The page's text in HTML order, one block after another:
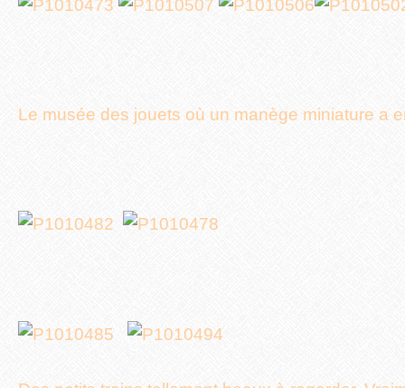
Le musée des jouets où un manège miniature a